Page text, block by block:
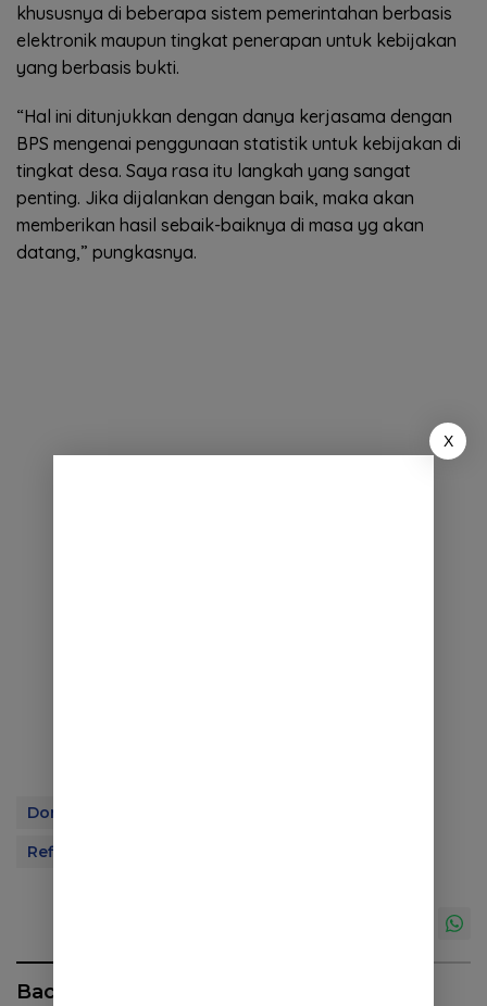
khususnya di beberapa sistem pemerintahan berbasis
elektronik maupun tingkat penerapan untuk kebijakan
yang berbasis bukti.
“Hal ini ditunjukkan dengan danya kerjasama dengan
BPS mengenai penggunaan statistik untuk kebijakan di
tingkat desa. Saya rasa itu langkah yang sangat
penting. Jika dijalankan dengan baik, maka akan
memberikan hasil sebaik-baiknya di masa yg akan
datang,” pungkasnya.
Dony Ahmad Munir
Refleksi Tahun 2020
Baca Juga
X